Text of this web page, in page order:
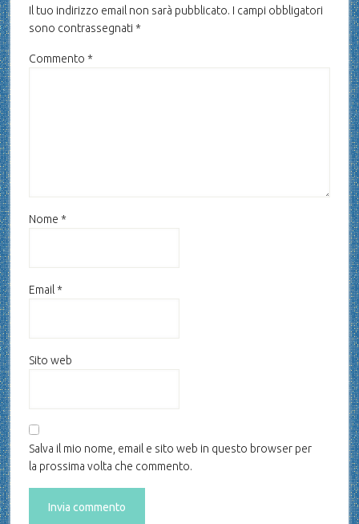
Il tuo indirizzo email non sarà pubblicato. I campi obbligatori
sono contrassegnati *
Commento *
Nome *
Email *
Sito web
Salva il mio nome, email e sito web in questo browser per
la prossima volta che commento.